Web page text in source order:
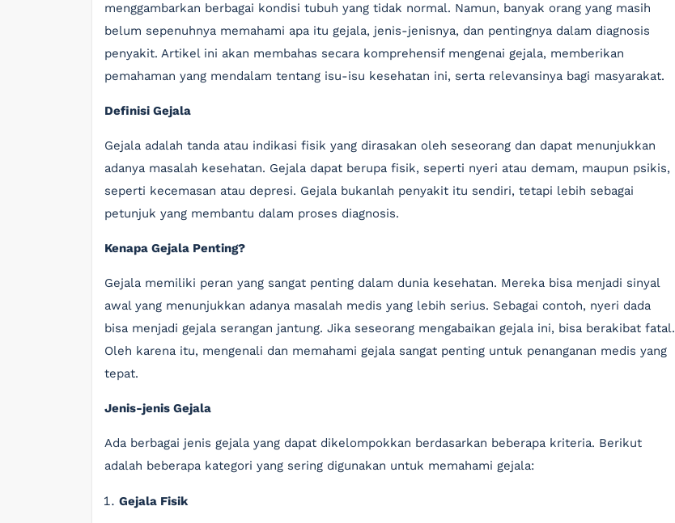
menggambarkan berbagai kondisi tubuh yang tidak normal. Namun, banyak orang yang masih
belum sepenuhnya memahami apa itu gejala, jenis-jenisnya, dan pentingnya dalam diagnosis
penyakit. Artikel ini akan membahas secara komprehensif mengenai gejala, memberikan
pemahaman yang mendalam tentang isu-isu kesehatan ini, serta relevansinya bagi masyarakat.
Definisi Gejala
Gejala adalah tanda atau indikasi fisik yang dirasakan oleh seseorang dan dapat menunjukkan
adanya masalah kesehatan. Gejala dapat berupa fisik, seperti nyeri atau demam, maupun psikis,
seperti kecemasan atau depresi. Gejala bukanlah penyakit itu sendiri, tetapi lebih sebagai
petunjuk yang membantu dalam proses diagnosis.
Kenapa Gejala Penting?
Gejala memiliki peran yang sangat penting dalam dunia kesehatan. Mereka bisa menjadi sinyal
awal yang menunjukkan adanya masalah medis yang lebih serius. Sebagai contoh, nyeri dada
bisa menjadi gejala serangan jantung. Jika seseorang mengabaikan gejala ini, bisa berakibat fatal.
Oleh karena itu, mengenali dan memahami gejala sangat penting untuk penanganan medis yang
tepat.
Jenis-jenis Gejala
Ada berbagai jenis gejala yang dapat dikelompokkan berdasarkan beberapa kriteria. Berikut
adalah beberapa kategori yang sering digunakan untuk memahami gejala:
Gejala Fisik